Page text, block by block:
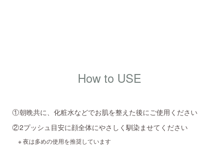
How to USE
朝晩共に、化粧水などでお肌を整えた後にご使用ください
2プッシュ目安に顔全体にやさしく馴染ませてください
夜は多めの使用を推奨しています